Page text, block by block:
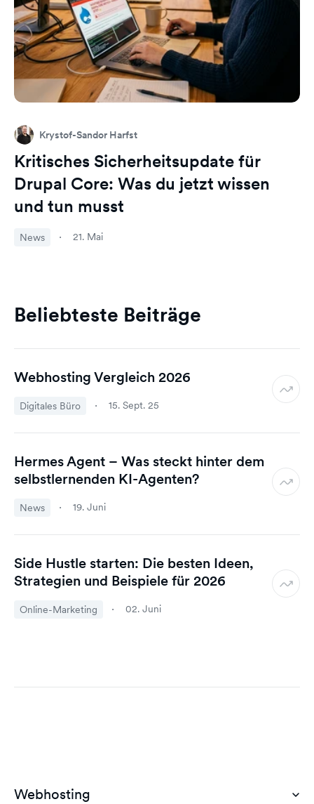
Krystof-Sandor Harfst
Kritisches Sicherheitsupdate für
Drupal Core: Was du jetzt wissen
und tun musst
News 21. Mai
Beliebteste Beiträge
Webhosting Vergleich 2026
Digitales Büro 15. Sept. 25
Hermes Agent – Was steckt hinter dem
selbstlernenden KI-Agenten?
News 19. Juni
Side Hustle starten: Die besten Ideen,
Strategien und Beispiele für 2026
Online-Marketing 02. Juni
Webhosting